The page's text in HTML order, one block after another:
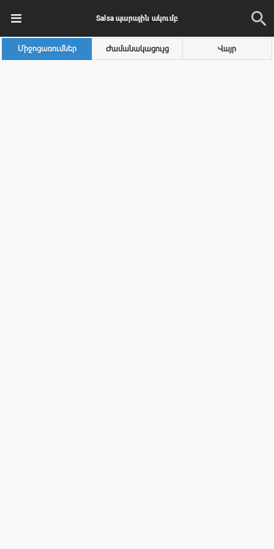
Salsa պարային ակումբ
Միջոցառումներ Ժամանակացույց Վայր